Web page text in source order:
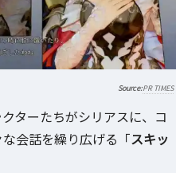
PR TIMES
ターたちがシリアスに、コ
会話を繰り広げる「スキッ